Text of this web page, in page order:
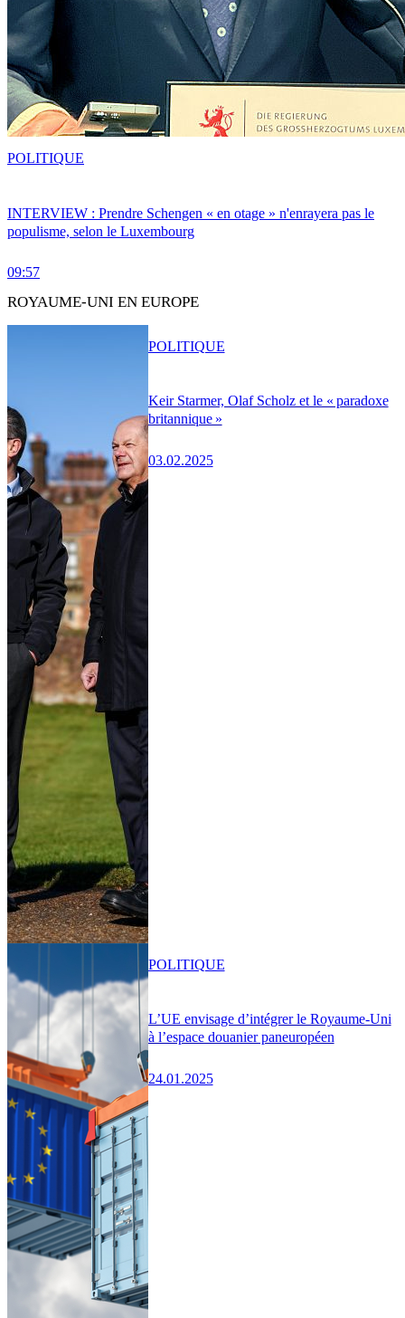
INTERVIEW : Prendre Schengen « en otage » n'enrayera pas le
populisme, selon le Luxembourg
09:57
POLITIQUE
ROYAUME-UNI EN EUROPE
Keir Starmer, Olaf Scholz et le « paradoxe
britannique »
03.02.2025
POLITIQUE
L’UE envisage d’intégrer le Royaume-Uni
à l’espace douanier paneuropéen
24.01.2025
POLITIQUE